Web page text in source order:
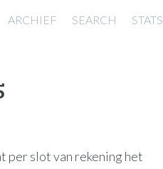
ARCHIEF SEARCH STATS
per slot van rekening het